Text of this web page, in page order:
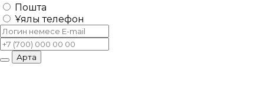
Пошта
Ұялы телефон
Артқа